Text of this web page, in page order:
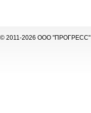
© 2011-2026 ООО "ПРОГРЕСС"